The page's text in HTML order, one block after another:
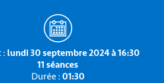
: lundi 30 septembre 2024 à 16:30
11 séances
Durée : 01:30